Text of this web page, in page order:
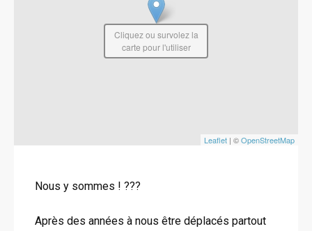
Leaflet | ©OpenStreetMap
Cliquez ou survolez la
carte pour l'utiliser
Nous y sommes ! ???
Après des années à nous être déplacés partout